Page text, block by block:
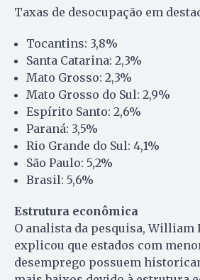
Taxas de desocupação em
Tocantins: 3,8%
Santa Catarina: 2,3%
Mato Grosso: 2,3%
Mato Grosso do Sul: 2,9%
Espírito Santo: 2,6%
Paraná: 3,5%
Rio Grande do Sul: 4,1%
São Paulo: 5,2%
Brasil: 5,6%
Estrutura econômica
O analista da pesquisa,
explicou que estados com
desemprego possuem